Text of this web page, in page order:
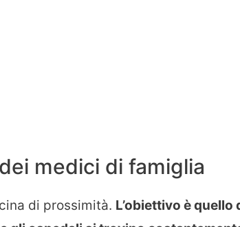
medici di famiglia
di prossimità. L’obiettivo è quello